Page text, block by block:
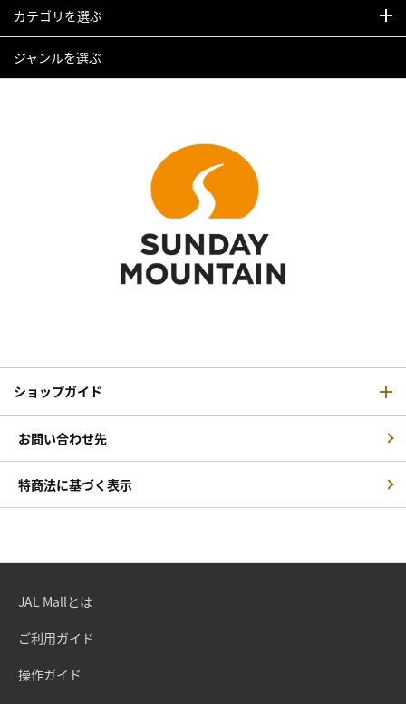
カテゴリを選ぶ
ジャンルを選ぶ
ショップガイド
お問い合わせ先
特商法に基づく表示
JAL Mallとは
ご利用ガイド
操作ガイド